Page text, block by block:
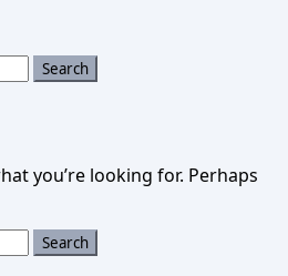
you’re looking for. Perhaps